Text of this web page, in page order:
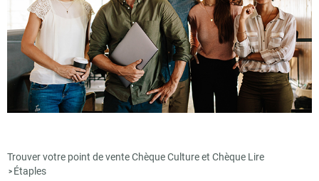
Trouver votre point de vente Chèque Culture et Chèque Lire
> Étaples